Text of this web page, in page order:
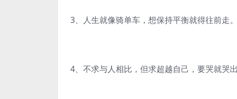
3、人生就像骑单车，想保持平衡就得往前走。
4、不求与人相比，但求超越自己，要哭就哭